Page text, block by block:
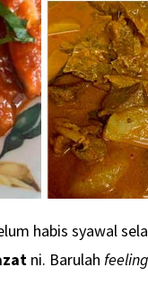
habis syawal
ni. Barulah